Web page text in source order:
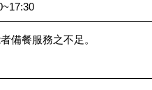
備餐服務之不足。